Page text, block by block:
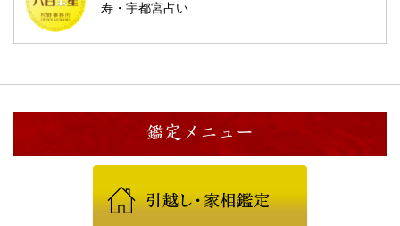
寿・宇都宮占い
鑑定メニュー